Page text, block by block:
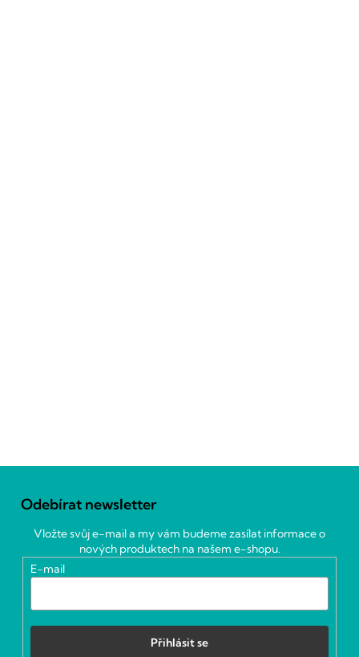
Odebírat newsletter
Vložte svůj e-mail a my vám budeme zasílat informace o
nových produktech na našem e-shopu.
E-mail
Přihlásit se